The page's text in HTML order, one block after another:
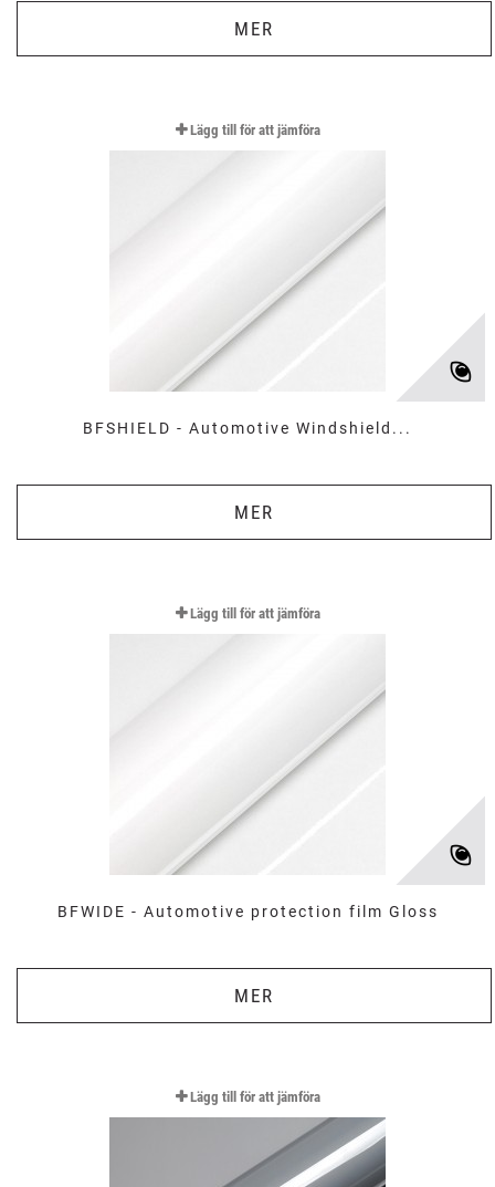
MER
BFSHIELD - Automotive Windshield...
MER
Lägg till för att jämföra
BFWIDE - Automotive protection film Gloss
MER
Lägg till för att jämföra
Lägg till för att jämföra